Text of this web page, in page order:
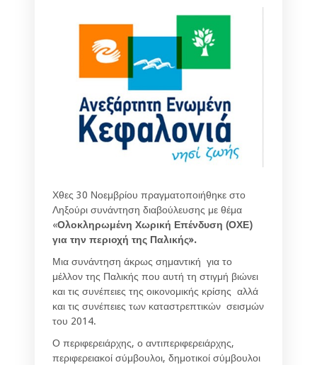
Χθες 30 Νοεμβρίου πραγματοποιήθηκε στο
Ληξούρι συνάντηση διαβούλευσης με θέμα
«Ολοκληρωμένη Χωρική Επένδυση (ΟΧΕ)
για την περιοχή της Παλικής».
Μια συνάντηση άκρως σημαντική για το
μέλλον της Παλικής που αυτή τη στιγμή βιώνει
και τις συνέπειες της οικονομικής κρίσης αλλά
και τις συνέπειες των καταστρεπτικών σεισμών
του 2014.
Ο περιφερειάρχης, ο αντιπεριφερειάρχης,
περιφερειακοί σύμβουλοι, δημοτικοί σύμβουλοι